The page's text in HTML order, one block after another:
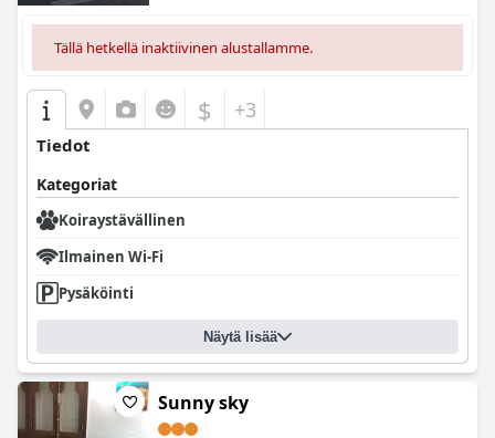
Tällä hetkellä inaktiivinen alustallamme.
$ +3
Tiedot
Kategoriat
Koiraystävällinen
Ilmainen Wi-Fi
Pysäköinti
Näytä lisää
Sunny sky